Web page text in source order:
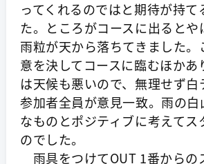
ってくれるのではと期待が持て
た。ところがコースに出るとや
雨粒が天から落ちてきました。
意を決してコースに臨むほかあ
は天候も悪いので、無理せず白
参加者全員が意見一致。雨の白
なものとポジティブに考えてス
のでした。
雨具をつけてOUT 1番からの